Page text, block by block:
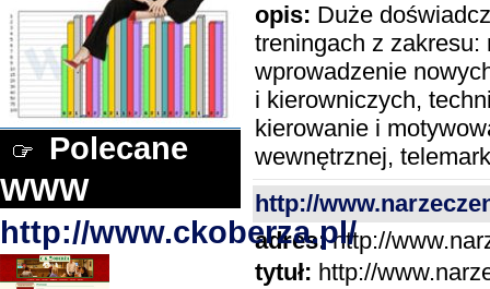
opis: Duże
treningach z
wprowadzenie
i kierowniczych,
kierowanie i
wewnętrznej,
http://
adres:http://
tytuł: http://
Polecane
WWW
http://www.ckoberza.pl/